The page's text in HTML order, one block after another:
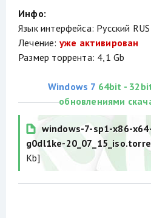
Инфо:
Язык интерфейса: Русский RUS
Лечение: уже активирован
Размер торрента: 4,1 Gb
Windows 7 64bit -
обновлениями
windows-7-sp1-x86-
g0dl1ke-
Kb]